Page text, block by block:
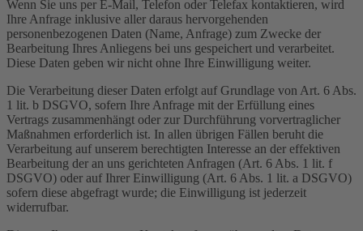
Wenn Sie uns per E-Mail, Telefon oder Telefax kontaktieren, wird
Ihre Anfrage inklusive aller daraus hervorgehenden
personenbezogenen Daten (Name, Anfrage) zum Zwecke der
Bearbeitung Ihres Anliegens bei uns gespeichert und verarbeitet.
Diese Daten geben wir nicht ohne Ihre Einwilligung weiter.
Die Verarbeitung dieser Daten erfolgt auf Grundlage von Art. 6 Abs.
1 lit. b DSGVO, sofern Ihre Anfrage mit der Erfüllung eines
Vertrags zusammenhängt oder zur Durchführung vorvertraglicher
Maßnahmen erforderlich ist. In allen übrigen Fällen beruht die
Verarbeitung auf unserem berechtigten Interesse an der effektiven
Bearbeitung der an uns gerichteten Anfragen (Art. 6 Abs. 1 lit. f
DSGVO) oder auf Ihrer Einwilligung (Art. 6 Abs. 1 lit. a DSGVO)
sofern diese abgefragt wurde; die Einwilligung ist jederzeit
widerrufbar.